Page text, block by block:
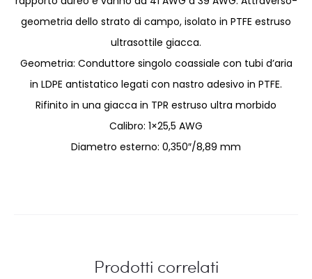
geometria dello strato di campo, isolato in PTFE estruso
ultrasottile giacca.
Geometria: Conduttore singolo coassiale con tubi d’aria
in LDPE antistatico legati con nastro adesivo in PTFE.
Rifinito in una giacca in TPR estruso ultra morbido
Calibro: 1×25,5 AWG
Diametro esterno: 0,350″/8,89 mm
Prodotti correlati